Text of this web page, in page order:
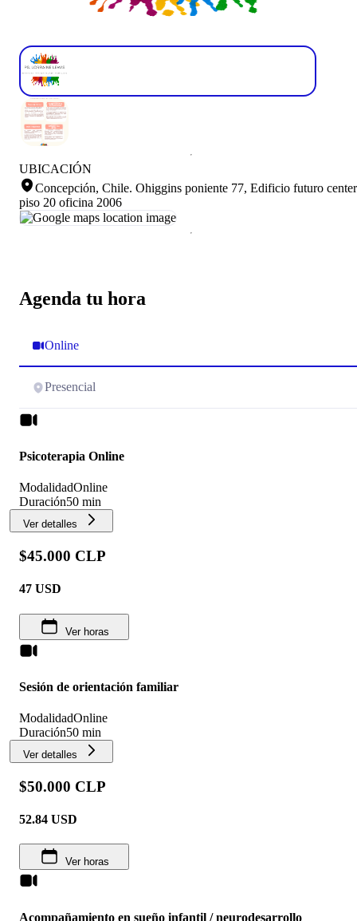
Agenda tu hora
Online
Presencial
Psicoterapia Online
ModalidadOnline
Duración50 min
Ver detalles
$45.000 CLP
47 USD
Ver horas
Sesión de orientación familiar
ModalidadOnline
Duración50 min
Ver detalles
$50.000 CLP
52.84 USD
Ver horas
Acompañamiento en sueño infantil / neurodesarrollo
UBICACIÓN
Concepción, Chile. Ohiggins poniente 77, Edificio futuro center
piso 20 oficina 2006